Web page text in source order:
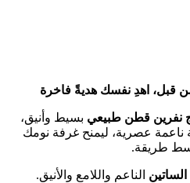
قبل، اهدِ نفسك هديةً فاخرة
نفرين قطن طبيعي بسيط وأنيق،
ناعمة عصرية، ليمنح غرفة نومك
طريقة.
الناعم واللامع والأنيق.